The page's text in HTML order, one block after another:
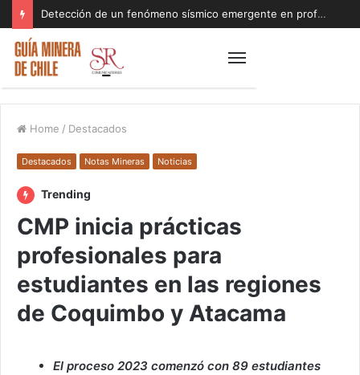
Detección de un fenómeno sísmico emergente en profundidad con riesgos diferentes a los conocidos paraliza Andes Norte
Home / Destacados
Destacados Notas Mineras Noticias
Trending
CMP inicia prácticas
profesionales para
estudiantes en las regiones
de Coquimbo y Atacama
El proceso 2023 comenzó con 89 estudiantes